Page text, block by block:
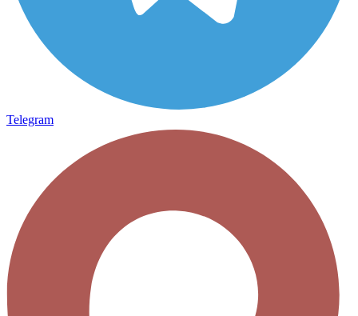
Telegram